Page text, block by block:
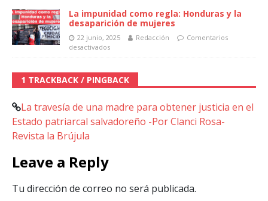
La impunidad como regla: Honduras y la
desaparición de mujeres
22 junio, 2025
1 TRACKBACK / PINGBACK
La travesía de una madre para obtener justicia en el
Estado patriarcal salvadoreño -Por Clanci Rosa-
Revista la Brújula
Leave a Reply
Tu dirección de correo no será publicada.